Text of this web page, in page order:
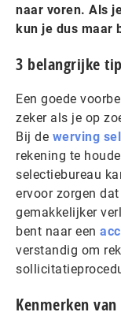
naar voren. Als
kun je dus maar
3 belangrijke
Een goede
zeker als je op
Bij de werving
rekening te
selectiebureau
ervoor zorgen
gemakkelijker
bent naar een
verstandig om
Kenmerken